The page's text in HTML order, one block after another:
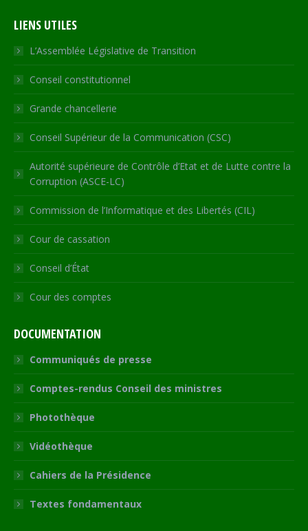
opens
in
new
window
opens
in
new
window
opens
in
new
window
in
new
window
opens
in
new
LIENS UTILES
L’Assemblée Législative de Transition
Conseil constitutionnel
Grande chancellerie
Conseil Supérieur de la Communication (CSC)
Autorité supérieure de Contrôle d’Etat et de Lutte contre la
Corruption (ASCE-LC)
Commission de l’Informatique et des Libertés (CIL)
Cour de cassation
Conseil d’État
Cour des comptes
DOCUMENTATION
Communiqués de presse
Comptes-rendus Conseil des ministres
Photothèque
Vidéothèque
Cahiers de la Présidence
Textes fondamentaux